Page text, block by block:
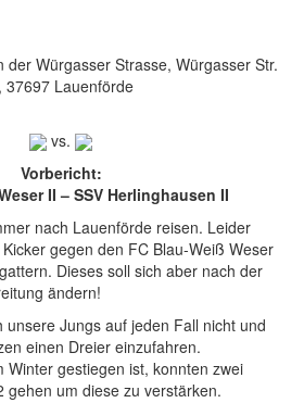
der Würgasser Strasse, Würgasser Str.
37697 Lauenförde
vs.
Vorbericht:
II – SSV Herlinghausen II
nach Lauenförde reisen. Leider
gegen den FC Blau-Weiß Weser
Dieses soll sich aber nach der
ändern!
unsere Jungs auf jeden Fall nicht und
einen Dreier einzufahren.
Winter gestiegen ist, konnten zwei
gehen um diese zu verstärken.